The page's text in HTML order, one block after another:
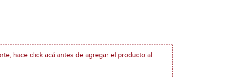
hace click acá antes de agregar el producto al